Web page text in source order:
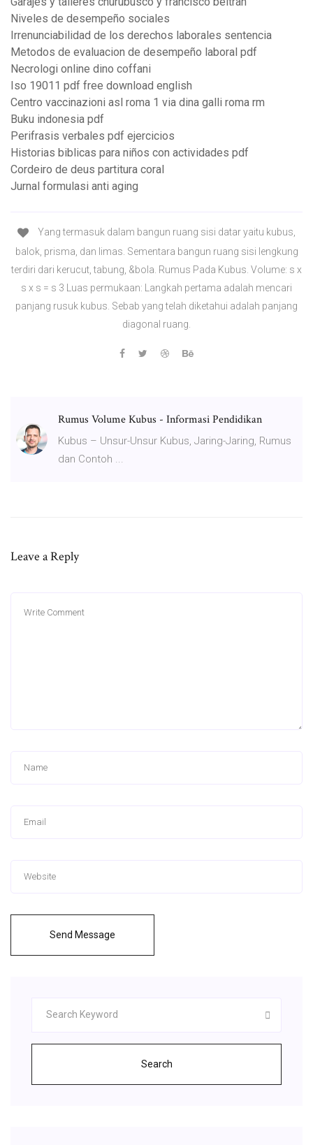
Niveles de desempeño sociales
Irrenunciabilidad de los derechos laborales sentencia
Metodos de evaluacion de desempeño laboral pdf
Necrologi online dino coffani
Iso 19011 pdf free download english
Centro vaccinazioni asl roma 1 via dina galli roma rm
Buku indonesia pdf
Perifrasis verbales pdf ejercicios
Historias biblicas para niños con actividades pdf
Cordeiro de deus partitura coral
Jurnal formulasi anti aging
Yang termasuk dalam bangun ruang sisi datar yaitu kubus,
balok, prisma, dan limas. Sementara bangun ruang sisi lengkung
terdiri dari kerucut, tabung, &bola. Rumus Pada Kubus. Volume: s x
s x s = s 3 Luas permukaan: Langkah pertama adalah mencari
panjang rusuk kubus. Sebab yang telah diketahui adalah panjang
diagonal ruang.
Rumus Volume Kubus - Informasi Pendidikan
Kubus – Unsur-Unsur Kubus, Jaring-Jaring, Rumus
dan Contoh ...
Leave a Reply
Send Message
Search